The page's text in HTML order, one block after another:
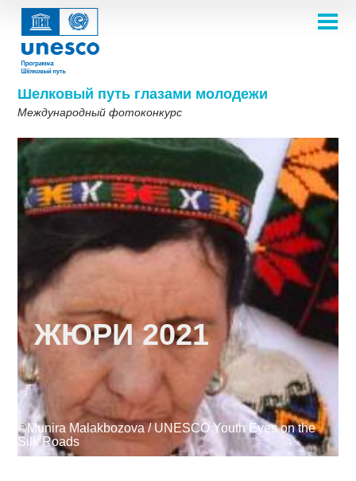
Перейти
основному
содержанию
Шелковый путь глазами молодежи
Международный фотоконкурс
Main
navigationФотоконкурс 2025
О нас
ПРАВИЛА УЧАСТИЯ
ЧАСТО ЗАДАВАЕМЫЕ ВОПРОСЫ
Шелковый путь одним взглядом
Фотоконкурс 2018
Темы
ТЕМЫ 2026
ТЕМЫ 2025
ТЕМЫ 2022
ТЕМЫ 2021
ТЕМЫ 2019-2020
ТЕМЫ 2018
ГАЛЕРЕЯ
Галерея для вдохновения
ПОБЕДИТЕЛИ 2022
ПОБЕДИТЕЛИ 2019-2020
Галерея победителей 2018
Français
العربية
Русский
中文 فارسی
Español
ПРИНЯТЬ УЧАСТИЕ
ЖЮРИ 2021
©Munira Malakbozova / UNESCO Youth Eyes on the
Silk Roads